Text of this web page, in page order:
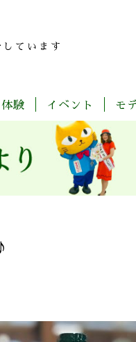
ています
験
イベント
春
夏
秋 冬
モ